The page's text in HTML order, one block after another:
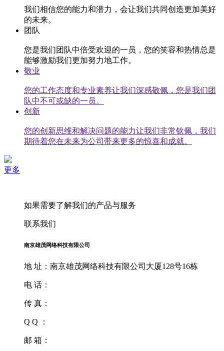
我们相信您的能力和潜力，会让我们共同创造更加美好
的未来。
团队
您是我们团队中倍受欢迎的一员，您的笑容和热情总是
能够激励我们更加努力地工作。
敬业
您的工作态度和专业素养让我们深感敬佩，您是我们团
队中不可或缺的一员。
创新
您的创新思维和解决问题的能力让我们非常钦佩，我们
期待着您在未来为公司带来更多的惊喜和成就。
更多
如果需要了解我们的产品与服务
联系我们
南京雄茂网络科技有限公司
地 址：南京雄茂网络科技有限公司大厦128号16栋
电 话：
传 真：
Q Q ：
邮 箱：